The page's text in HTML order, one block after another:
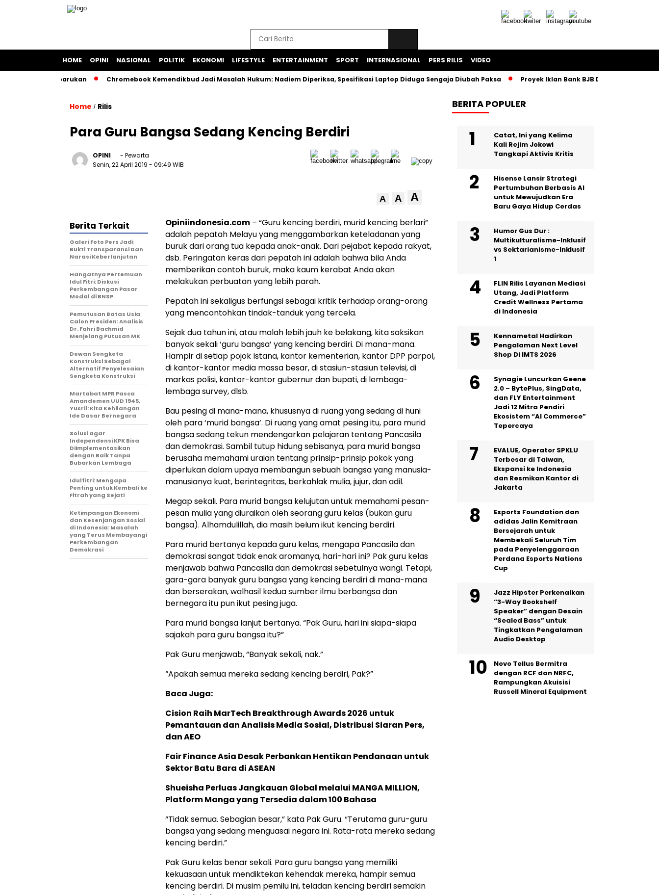
HOME OPINI NASIONAL POLITIK EKONOMI LIFESTYLE ENTERTAINMENT SPORT INTERNASIONAL PERS RILIS VIDEO
Energi Terbarukan Chromebook Kemendikbud Jadi Masalah Hukum: Nadiem Diperiksa, Spesifikasi Laptop Diduga Sengaja Diubah Paksa Proyek Iklan Bank BJB Diduga Rugikan Negara
Home / Rilis
Para Guru Bangsa Sedang Kencing Berdiri
OPINI
- Pewarta
Senin, 22 April 2019 - 09:49 WIB
A A A
Opiniindonesia.com – “Guru kencing berdiri, murid kencing berlari”
adalah pepatah Melayu yang menggambarkan keteladanan yang
buruk dari orang tua kepada anak-anak. Dari pejabat kepada rakyat,
dsb. Peringatan keras dari pepatah ini adalah bahwa bila Anda
memberikan contoh buruk, maka kaum kerabat Anda akan
melakukan perbuatan yang lebih parah.
Pepatah ini sekaligus berfungsi sebagai kritik terhadap orang-orang
yang mencontohkan tindak-tanduk yang tercela.
Sejak dua tahun ini, atau malah lebih jauh ke belakang, kita saksikan
banyak sekali ‘guru bangsa’ yang kencing berdiri. Di mana-mana.
Hampir di setiap pojok Istana, kantor kementerian, kantor DPP parpol,
di kantor-kantor media massa besar, di stasiun-stasiun televisi, di
markas polisi, kantor-kantor gubernur dan bupati, di lembaga-
lembaga survey, dlsb.
Bau pesing di mana-mana, khususnya di ruang yang sedang di huni
oleh para ‘murid bangsa’. Di ruang yang amat pesing itu, para murid
bangsa sedang tekun mendengarkan pelajaran tentang Pancasila
dan demokrasi. Sambil tutup hidung sebisanya, para murid bangsa
berusaha memahami uraian tentang prinsip-prinsip pokok yang
diperlukan dalam upaya membangun sebuah bangsa yang manusia-
manusianya kuat, berintegritas, berkahlak mulia, jujur, dan adil.
Megap sekali. Para murid bangsa kelujutan untuk memahami pesan-
pesan mulia yang diuraikan oleh seorang guru kelas (bukan guru
bangsa). Alhamdulillah, dia masih belum ikut kencing berdiri.
Para murid bertanya kepada guru kelas, mengapa Pancasila dan
demokrasi sangat tidak enak aromanya, hari-hari ini? Pak guru kelas
menjawab bahwa Pancasila dan demokrasi sebetulnya wangi. Tetapi,
gara-gara banyak guru bangsa yang kencing berdiri di mana-mana
dan berserakan, walhasil kedua sumber ilmu berbangsa dan
bernegara itu pun ikut pesing juga.
Para murid bangsa lanjut bertanya. “Pak Guru, hari ini siapa-siapa
sajakah para guru bangsa itu?”
Pak Guru menjawab, “Banyak sekali, nak.”
“Apakah semua mereka sedang kencing berdiri, Pak?”
Baca Juga:
Cision Raih MarTech Breakthrough Awards 2026 untuk
Pemantauan dan Analisis Media Sosial, Distribusi Siaran Pers,
dan AEO
Fair Finance Asia Desak Perbankan Hentikan Pendanaan untuk
Sektor Batu Bara di ASEAN
Shueisha Perluas Jangkauan Global melalui MANGA MILLION,
Platform Manga yang Tersedia dalam 100 Bahasa
“Tidak semua. Sebagian besar,” kata Pak Guru. “Terutama guru-guru
bangsa yang sedang menguasai negara ini. Rata-rata mereka sedang
kencing berdiri.”
Pak Guru kelas benar sekali. Para guru bangsa yang memiliki
kekuasaan untuk mendiktekan kehendak mereka, hampir semua
kencing berdiri. Di musim pemilu ini, teladan kencing berdiri semakin
Berita Terkait
Galeri Foto Pers Jadi
Bukti Transparansi Dan
Narasi Keberlanjutan
Hangatnya Pertemuan
Idul Fitri: Diskusi
Perkembangan Pasar
Modal di BNSP
Pemutusan Batas Usia
Calon Presiden: Analisis
Dr. Fahri Bachmid
Menjelang Putusan MK
Dewan Sengketa
Konstruksi Sebagai
Alternatif Penyelesaian
Sengketa Konstruksi
Martabat MPR Pasca
Amandemen UUD 1945,
Yusril: Kita Kehilangan
Ide Dasar Bernegara
Solusi agar
Independensi KPK Bisa
Diimplementasikan
dengan Baik Tanpa
Bubarkan Lembaga
Idulfitri: Mengapa
Penting untuk Kembali ke
Fitrah yang Sejati
Ketimpangan Ekonomi
dan Kesenjangan Sosial
di Indonesia: Masalah
yang Terus Membayangi
Perkembangan
Demokrasi
BERITA POPULER
Catat, Ini yang Kelima
Kali Rejim Jokowi
Tangkapi Aktivis Kritis
Hisense Lansir Strategi
Pertumbuhan Berbasis AI
untuk Mewujudkan Era
Baru Gaya Hidup Cerdas
Humor Gus Dur :
Multikulturalisme-Inklusif
vs Sektarianisme-Inklusif
1
FLIN Rilis Layanan Mediasi
Utang, Jadi Platform
Credit Wellness Pertama
di Indonesia
Kennametal Hadirkan
Pengalaman Next Level
Shop Di IMTS 2026
Synagie Luncurkan Geene
2.0 – BytePlus, SingData,
dan FLY Entertainment
Jadi 12 Mitra Pendiri
Ekosistem “AI Commerce”
Tepercaya
EVALUE, Operator SPKLU
Terbesar di Taiwan,
Ekspansi ke Indonesia
dan Resmikan Kantor di
Jakarta
Esports Foundation dan
adidas Jalin Kemitraan
Bersejarah untuk
Membekali Seluruh Tim
pada Penyelenggaraan
Perdana Esports Nations
Cup
Jazz Hipster Perkenalkan
“3-Way Bookshelf
Speaker” dengan Desain
“Sealed Bass” untuk
Tingkatkan Pengalaman
Audio Desktop
Novo Tellus Bermitra
dengan RCF dan NRFC,
Rampungkan Akuisisi
Russell Mineral Equipment